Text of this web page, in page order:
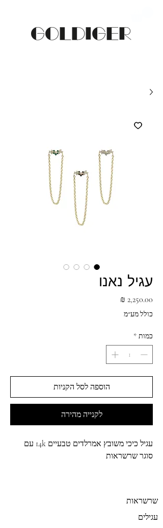
עגיל נאנו
כולל מע״מ
כמות *
הוספה לסל הקניות
לקנייה מהירה
עגיל כיכי משובץ אמרלדים טבעיים 14k עם
סוגר שרשראות
שרשראות
עגילים